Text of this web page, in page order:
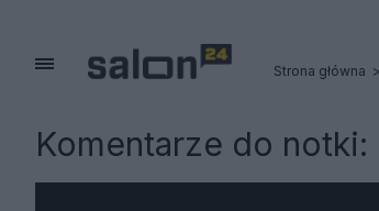
Strona główna
Komentarze do notki: